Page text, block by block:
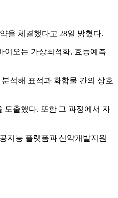
을 체결했다고 28일 밝혔다.
이오는 가상최적화, 효능예측
석해 표적과 화합물 간의 상호
도출했다. 또한 그 과정에서 자
지능 플랫폼과 신약개발지원